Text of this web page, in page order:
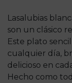
Lasalubias
son un clásico
Este plato
cualquier día,
delicioso en
Hecho como